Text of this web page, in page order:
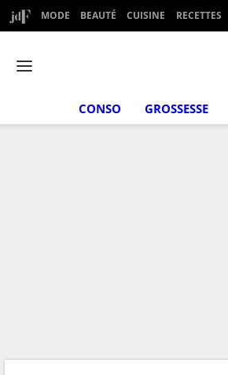
MODE BEAUTÉ CUISINE RECETTES
CONSO GROSSESSE